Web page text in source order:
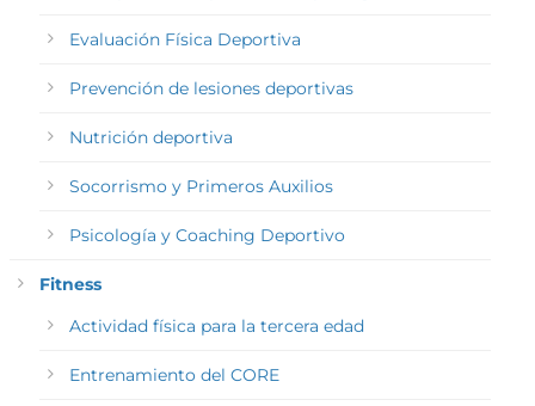
Evaluación Física Deportiva
Prevención de lesiones deportivas
Nutrición deportiva
Socorrismo y Primeros Auxilios
Psicología y Coaching Deportivo
Fitness
Actividad física para la tercera edad
Entrenamiento del CORE